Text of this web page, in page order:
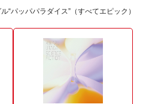
“パッパパラダイス”（すべてエピック）